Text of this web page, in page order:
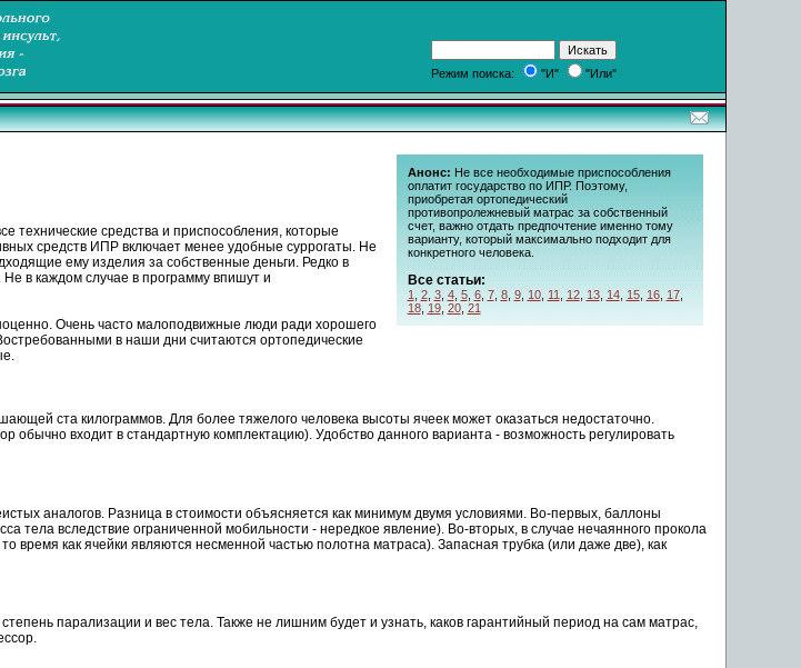
Режим поиска: "И" "Или"
Анонс: Не все необходимые приспособления
оплатит государство по ИПР. Поэтому,
приобретая ортопедический
противопролежневый матрас за собственный
счет, важно отдать предпочтение именно тому
варианту, который максимально подходит для
конкретного человека.
Все статьи:
1 2, 3, 4, 5, 6, 7, 8, 9, 10, 11 12, 13, 14, 15, 16, 17,
18, 19, 20, 21
технические средства и приспособления, которые
средств ИПР включает менее удобные суррогаты. Не
ему изделия за собственные деньги. Редко в
в каждом случае в программу впишут и
Очень часто малоподвижные люди ради хорошего
в наши дни считаются ортопедические
ста килограммов. Для более тяжелого человека высоты ячеек может оказаться недостаточно.
входит в стандартную комплектацию). Удобство данного варианта - возможность регулировать
аналогов. Разница в стоимости объясняется как минимум двумя условиями. Во-первых, баллоны
тела вследствие ограниченной мобильности - нередкое явление). Во-вторых, в случае нечаянного прокола
время как ячейки являются несменной частью полотна матраса). Запасная трубка (или даже две), как
парализации и вес тела. Также не лишним будет и узнать, каков гарантийный период на сам матрас,